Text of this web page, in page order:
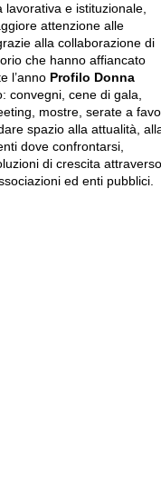
e istituzionale,
attenzione alle
alla collaborazione di
che hanno affiancato
l’anno Profilo Donna
convegni, cene di gala,
mostre, serate a
spazio alla attualità,
dove confrontarsi,
di crescita attraverso
ed enti pubblici.